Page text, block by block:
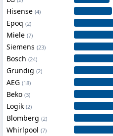
Hisense (4)
Epoq (2)
Miele (7)
Siemens (23)
Bosch (24)
Grundig (2)
AEG (18)
Beko (3)
Logik (2)
Blomberg (2)
Whirlpool (7)